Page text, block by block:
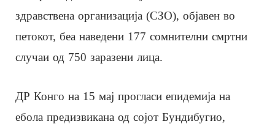
здравствена организација (СЗО), објавен во
петокот, беа наведени 177 сомнителни смртни
случаи од 750 заразени лица.
ДР Конго на 15 мај прогласи епидемија на
ебола предизвикана од сојот Бундибугио,